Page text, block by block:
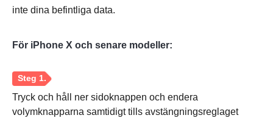
inte dina befintliga data.
För iPhone X och senare modeller:
Tryck och håll ner sidoknappen och endera
volymknapparna samtidigt tills avstängningsreglaget